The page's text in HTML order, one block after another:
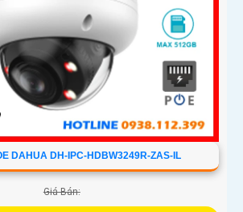
DAHUA DH-IPC-HDBW3249R-ZAS-IL
Giá Bán: